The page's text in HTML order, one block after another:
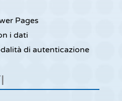
Pages
i dati
di autenticazione